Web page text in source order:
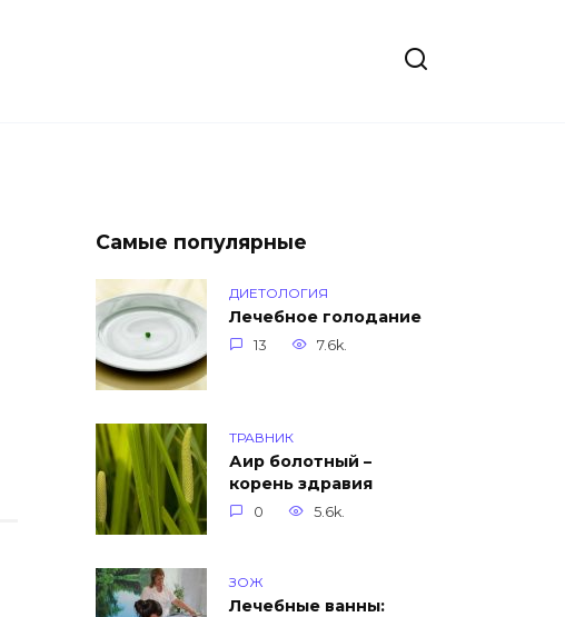
Самые популярные
ДИЕТОЛОГИЯ
Лечебное голодание
13 7.6k.
ТРАВНИК
Аир болотный –
корень здравия
0 5.6k.
ЗОЖ
Лечебные ванны: